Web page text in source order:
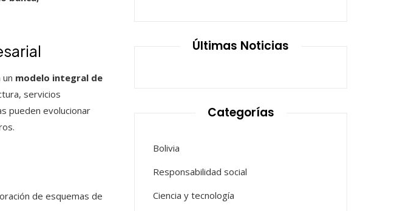
modelo integral de
servicios
pueden evolucionar
de esquemas de
Últimas Noticias
Categorías
Bolivia
Responsabilidad social
Ciencia y tecnología